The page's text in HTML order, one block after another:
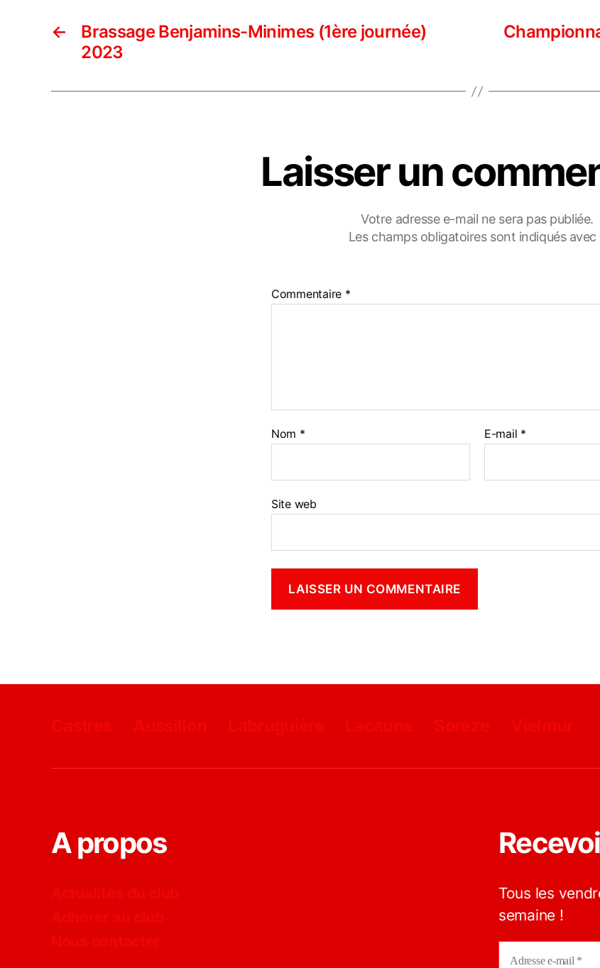
←
Brassage Benjamins-Minimes (1ère journée)
2023
Laisser un
Votre adresse e-mail ne sera pas publiée.
Les champs obligatoires sont indiqués avec
Commentaire *
Nom * E-mail *
Site web
A propos
Tous les
semaine !